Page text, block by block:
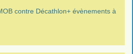
contre Décathlon+ évènements à